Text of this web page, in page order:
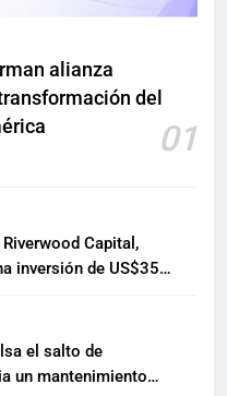
alianza
del
01
Capital,
inversión de US$35
el salto de
un mantenimiento